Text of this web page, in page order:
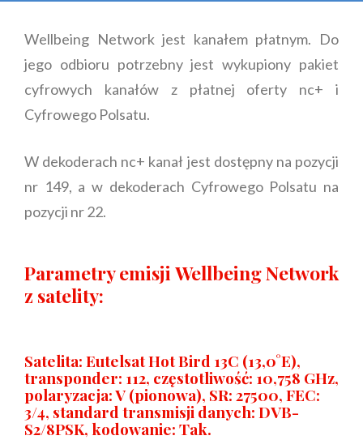
Wellbeing Network jest kanałem płatnym. Do
jego odbioru potrzebny jest wykupiony pakiet
cyfrowych kanałów z płatnej oferty nc+ i
Cyfrowego Polsatu.
W dekoderach nc+ kanał jest dostępny na pozycji
nr 149, a w dekoderach Cyfrowego Polsatu na
pozycji nr 22.
Parametry emisji Wellbeing Network
z satelity:
Satelita: Eutelsat Hot Bird 13C (13,0°E),
transponder: 112, częstotliwość: 10,758 GHz,
polaryzacja: V (pionowa), SR: 27500, FEC:
3/4, standard transmisji danych: DVB-
S2/8PSK, kodowanie: Tak.